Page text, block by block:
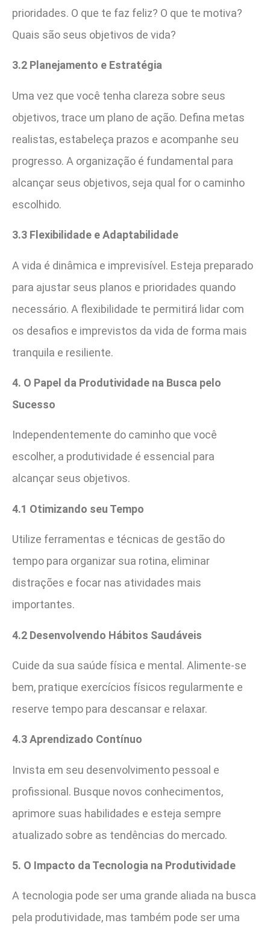
prioridades. O que te faz feliz? O que te motiva?
Quais são seus objetivos de vida?
3.2 Planejamento e Estratégia
Uma vez que você tenha clareza sobre seus
objetivos, trace um plano de ação. Defina metas
realistas, estabeleça prazos e acompanhe seu
progresso. A organização é fundamental para
alcançar seus objetivos, seja qual for o caminho
escolhido.
3.3 Flexibilidade e Adaptabilidade
A vida é dinâmica e imprevisível. Esteja preparado
para ajustar seus planos e prioridades quando
necessário. A flexibilidade te permitirá lidar com
os desafios e imprevistos da vida de forma mais
tranquila e resiliente.
4. O Papel da Produtividade na Busca pelo
Sucesso
Independentemente do caminho que você
escolher, a produtividade é essencial para
alcançar seus objetivos.
4.1 Otimizando seu Tempo
Utilize ferramentas e técnicas de gestão do
tempo para organizar sua rotina, eliminar
distrações e focar nas atividades mais
importantes.
4.2 Desenvolvendo Hábitos Saudáveis
Cuide da sua saúde física e mental. Alimente-se
bem, pratique exercícios físicos regularmente e
reserve tempo para descansar e relaxar.
4.3 Aprendizado Contínuo
Invista em seu desenvolvimento pessoal e
profissional. Busque novos conhecimentos,
aprimore suas habilidades e esteja sempre
atualizado sobre as tendências do mercado.
5. O Impacto da Tecnologia na Produtividade
A tecnologia pode ser uma grande aliada na busca
pela produtividade, mas também pode ser uma